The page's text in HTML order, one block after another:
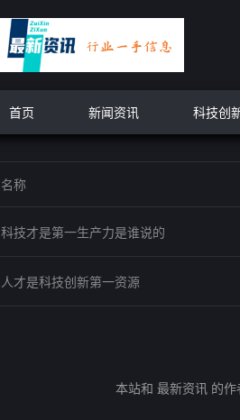
首页 新闻资讯 科技创
名称
科技才是第一生产力是谁说的
人才是科技创新第一资源
本站和 最新资讯 的